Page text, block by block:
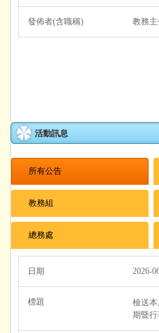
教務
活動訊息
所有公告
教務組
總務處
2026-
檢送
期暨行